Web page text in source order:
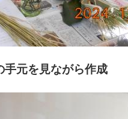
手元を見ながら作成